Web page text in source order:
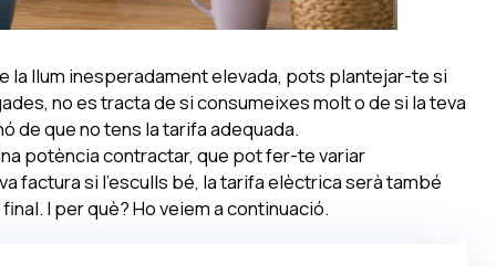
la llum inesperadament elevada, pots plantejar-te si
no es tracta de si consumeixes molt o de si la teva
de que no tens la tarifa adequada.
potència contractar, que pot fer-te variar
factura si l’esculls bé, la tarifa elèctrica serà també
I per què? Ho veiem a continuació.